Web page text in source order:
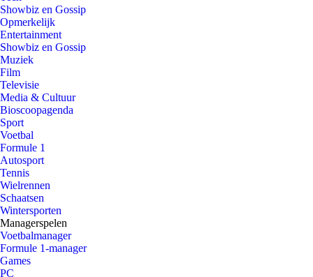
Showbiz en Gossip
Opmerkelijk
Entertainment
Showbiz en Gossip
Muziek
Film
Televisie
Media & Cultuur
Bioscoopagenda
Sport
Voetbal
Formule 1
Autosport
Tennis
Wielrennen
Schaatsen
Wintersporten
Managerspelen
Voetbalmanager
Formule 1-manager
Games
PC